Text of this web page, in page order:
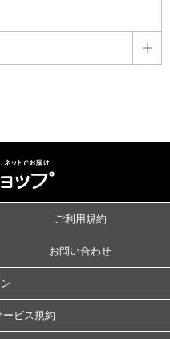
詳
ご利用規約
お問い合わせ
ビス規約